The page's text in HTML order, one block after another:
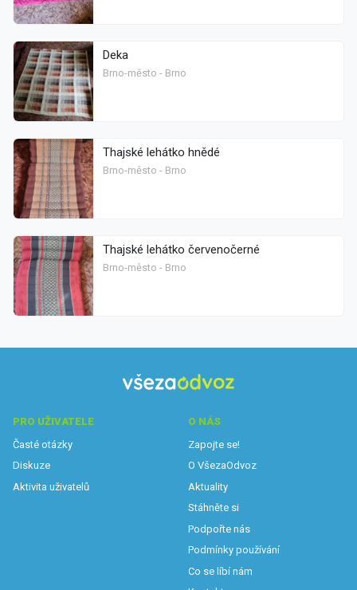
Deka
Brno-město - Brno
Thajské lehátko hnědé
Brno-město - Brno
Thajské lehátko červenočerné
Brno-město - Brno
PRO UŽIVATELE
Časté otázky
Diskuze
Aktivita uživatelů
O NÁS
Zapojte se!
O VšezaOdvoz
Aktuality
Stáhněte si
Podpořte nás
Podmínky používání
Co se líbí nám